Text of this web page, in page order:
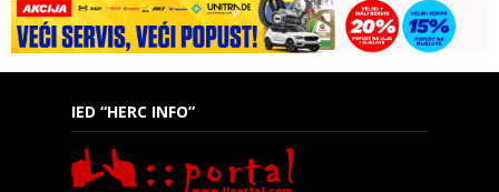
IED “HERC INFO”